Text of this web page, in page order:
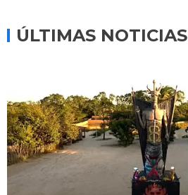
ÚLTIMAS NOTICIAS